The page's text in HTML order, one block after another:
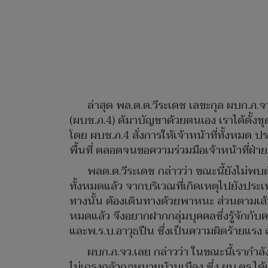
ล่าสุด พล.ต.ต.วีระเดช เลขะกุล ผบก.ภ.
(ผบช.ภ.4) ด้มาบัญชาด้วยตนเอง เราได้ตั้
โดย ผบช.ภ.4 สั่งการให้เจ้าหน้าที่ทั้งหมด ป
พื้นที่ ตลอดจนขอความร่วมมือเจ้าหน้าที่ฝ่า
พลต.ต.วีระเดช กล่าวว่า ขณะนี้ยังไม่พ
ทั้งหมดแล้ว จากบริเวณที่เกิดเหตุไปยังประ
ทางนั้น ต้องเดินทางด้วยพาหนะ ส่วนตามเ
หมดแล้ว จึงอยากฝากกลุ่มบุคคลซึ่งรู้จักกั
และพ.ร.บ.อาวุธปืน ซึ่งเป็นความผิดร้ายแร
ผบก.ภ.จว.เลย กล่าวว่า ในขณะนี้เรากำ